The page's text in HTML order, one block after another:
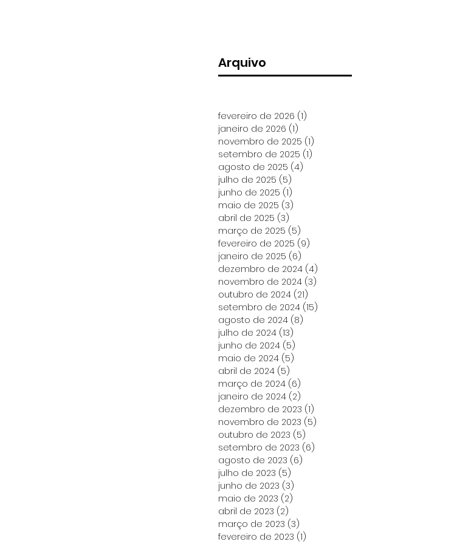
Arquivo
fevereiro de 2026 (1)
janeiro de 2026 (1)
novembro de 2025 (1)
setembro de 2025 (1)
agosto de 2025 (4)
julho de 2025 (5)
junho de 2025 (1)
maio de 2025 (3)
abril de 2025 (3)
março de 2025 (5)
fevereiro de 2025 (9)
janeiro de 2025 (6)
dezembro de 2024 (4)
novembro de 2024 (3)
outubro de 2024 (21)
setembro de 2024 (15)
agosto de 2024 (8)
julho de 2024 (13)
junho de 2024 (5)
maio de 2024 (5)
abril de 2024 (5)
março de 2024 (6)
janeiro de 2024 (2)
dezembro de 2023 (1)
novembro de 2023 (5)
outubro de 2023 (5)
setembro de 2023 (6)
agosto de 2023 (6)
julho de 2023 (5)
junho de 2023 (3)
maio de 2023 (2)
abril de 2023 (2)
março de 2023 (3)
fevereiro de 2023 (1)